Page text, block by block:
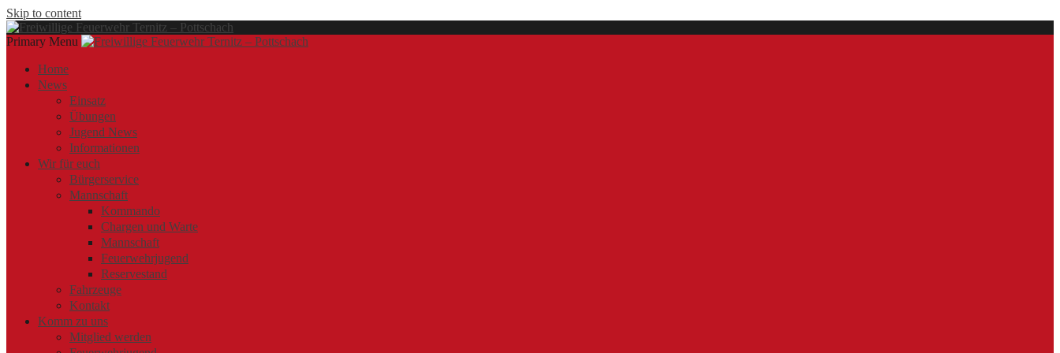
Skip to content
Primary Menu
Freiwillige Feuerwehr Ternitz – Pottschach
Home
News
Einsatz
Übungen
Jugend News
Informationen
Wir für euch
Bürgerservice
Mannschaft
Kommando
Chargen und Warte
Mannschaft
Feuerwehrjugend
Reservestand
Fahrzeuge
Kontakt
Komm zu uns
Mitglied werden